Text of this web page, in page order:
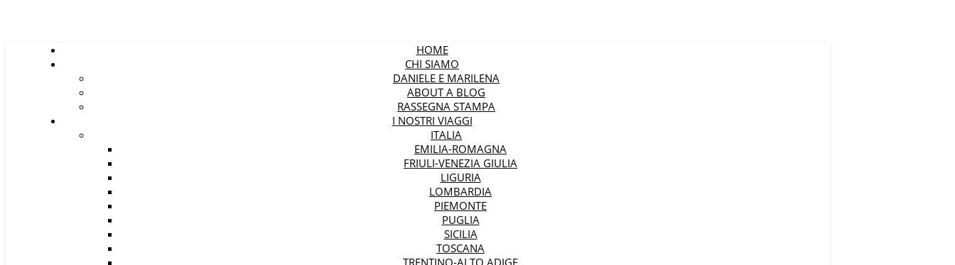
HOME
CHI SIAMO
DANIELE E MARILENA
ABOUT A BLOG
RASSEGNA STAMPA
I NOSTRI VIAGGI
ITALIA
EMILIA-ROMAGNA
FRIULI-VENEZIA GIULIA
LIGURIA
LOMBARDIA
PIEMONTE
PUGLIA
SICILIA
TOSCANA
TRENTINO-ALTO ADIGE